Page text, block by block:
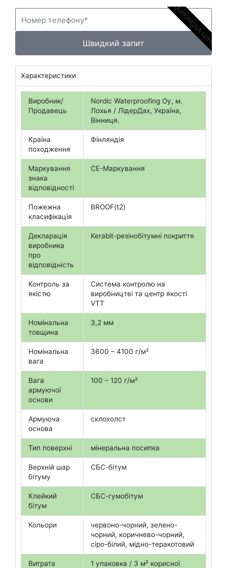
НАЙКРАЩА ЦІНА
м
Швидкий запит
Характеристики
Виробник/
Продавець
Nordic Waterproofing Oy, м.
Лохья / ЛідерДах, Україна,
Вінниця.
Країна
походження
Фінляндія
Маркування
знака
відповідності
СЕ-Маркування
Пожежна
класифікація
BROOF(t2)
Декларація
виробника
про
відповідність
Kerabit-резінобітумні покриття
Контроль за
якістю
Система контролю на
виробництві та центр якості
VTT
Номінальна
товщина
3,2 мм
Номінальна
вага
3600 – 4100 г/м²
Вага
армуючої
основи
100 – 120 г/м²
Армуюча
основа
склохолст
Тип поверхні мінеральна посипка
Верхній шар
бітуму
СБС-бітум
Клейкий
бітум
СБС-гумобітум
Кольори
червоно-чорний, зелено-
чорний, коричнево-чорний,
сіро-білий, мідно-теракотовий
Витрата
1 упаковка / 3 м² корисної